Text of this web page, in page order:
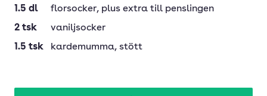
1.5 dl florsocker, plus extra till penslingen
2 tsk
vaniljsocker
1.5 tsk kardemumma, stött